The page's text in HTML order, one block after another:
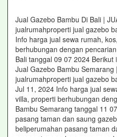
Jual Gazebo Bambu Di Bali |
jualrumahproperti jual gazebo
Info harga jual sewa rumah,
berhubungan dengan
Bali tanggal 09 07 2024 Berikut
Jual Gazebo Bambu Semarang
jualrumahproperti jual gazebo
Jul 11, 2024 Info harga jual
villa, properti berhubungan
Bambu Semarang tanggal 11 07
pasang taman dan saung
beliperumahan pasang taman